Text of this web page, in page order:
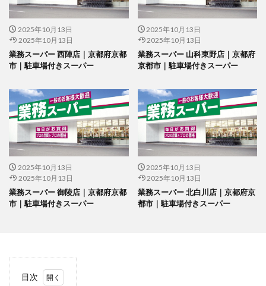
2025年10月13日
2025年10月13日
業務スーパー 西陣店｜京都府京都
市｜駐車場付きスーパー
2025年10月13日
2025年10月13日
業務スーパー 山科東野店｜京都府
京都市｜駐車場付きスーパー
2025年10月13日
2025年10月13日
業務スーパー 御陵店｜京都府京都
市｜駐車場付きスーパー
2025年10月13日
2025年10月13日
業務スーパー 北白川店｜京都府京
都市｜駐車場付きスーパー
目次